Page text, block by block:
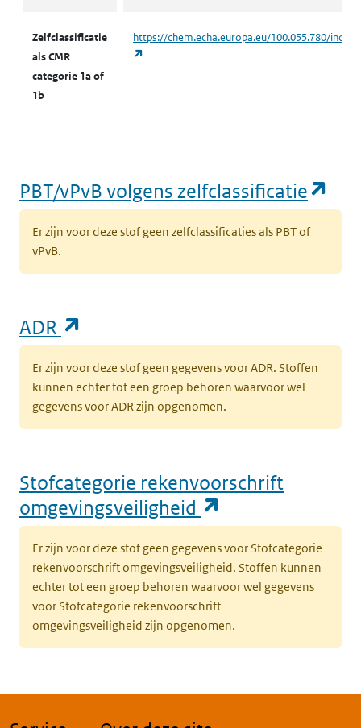
Zelfclassificatie
als CMR
categorie 1a of
1b
https://chem.echa.europa.eu/100.055.780/
PBT/vPvB volgens zelfclassificatie
Er zijn voor deze stof geen zelfclassificaties als PBT of
vPvB.
ADR
Er zijn voor deze stof geen gegevens voor ADR. Stoffen
kunnen echter tot een groep behoren waarvoor wel
gegevens voor ADR zijn opgenomen.
Stofcategorie rekenvoorschrift
omgevingsveiligheid
Er zijn voor deze stof geen gegevens voor Stofcategorie
rekenvoorschrift omgevingsveiligheid. Stoffen kunnen
echter tot een groep behoren waarvoor wel gegevens
voor Stofcategorie rekenvoorschrift
omgevingsveiligheid zijn opgenomen.